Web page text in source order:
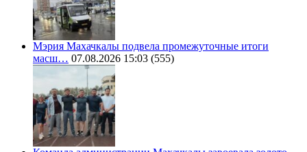
Мэрия Махачкалы подвела промежуточные итоги
масш… 07.08.2026 15:03 (555)